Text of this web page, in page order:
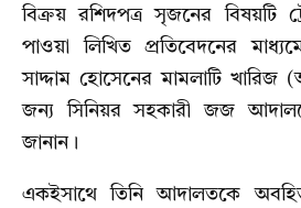
বিক্রয় রশিদপত্র সৃজনের বিষয়টি
পাওয়া লিখিত প্রতিবেদনের
সাদ্দাম হোসেনের মামলাটি খারিজ
জন্য সিনিয়র সহকারী জজ
জানান।
একইসাথে তিনি আদালতকে